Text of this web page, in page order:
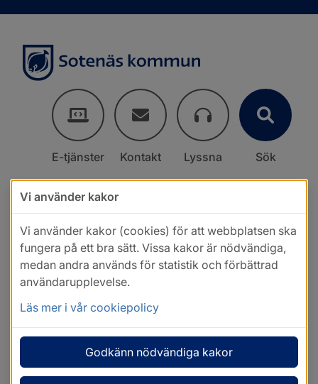
E-tjänster Kontakt Lyssna Sök
Vi använder kakor
Vi använder kakor (cookies) för att webbplatsen ska
fungera på ett bra sätt. Vissa kakor är nödvändiga,
medan andra används för statistik och förbättrad
användarupplevelse.
Läs mer i vår cookiepolicy
Godkänn nödvändiga kakor